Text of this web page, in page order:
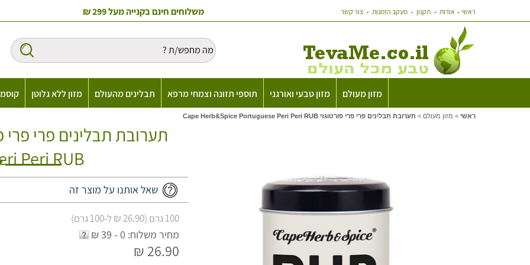
ראשי אודות תקנון מעקב הזמנות צור קשר משלוחים חינם בקנייה מעל 299 ₪
מזון מעולם מזון טבעי ואורגני תוספי תזונה וצמחי מרפא תבלינים מהעולם מזון ללא גלוטן
ראשי > מזון מעולם > תערובת תבלינים פרי פרי פורטוגזי Cape Herb&Spice Portuguese Peri Peri RUB
Peri RUB
שאל אותנו על מוצר זה
100 גרם (26.90 ₪ ל-100 גרם)
מחיר משלוח: 0 - 39 ₪
26.90 ₪